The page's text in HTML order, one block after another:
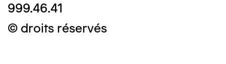
999.46.41
© droits réservés